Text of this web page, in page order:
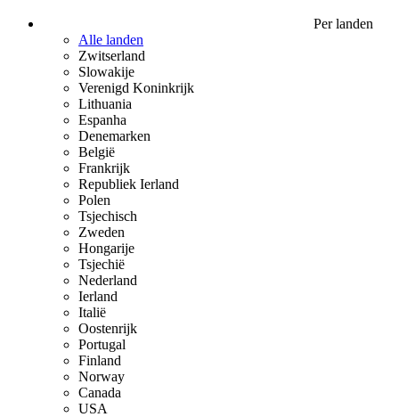
Per landen
Alle landen
Zwitserland
Slowakije
Verenigd Koninkrijk
Lithuania
Espanha
Denemarken
België
Frankrijk
Republiek Ierland
Polen
Tsjechisch
Zweden
Hongarije
Tsjechië
Nederland
Ierland
Italië
Oostenrijk
Portugal
Finland
Norway
Canada
USA